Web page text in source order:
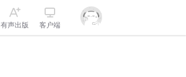
有声出版 客户端